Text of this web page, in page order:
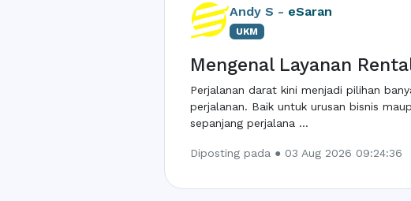
Andy S - eSaran
UKM
Mengenal Layanan
Perjalanan darat kini menjadi pilihan
perjalanan. Baik untuk urusan bisnis
sepanjang perjalana ...
Diposting pada ● 03 Aug 2026 09:24:36